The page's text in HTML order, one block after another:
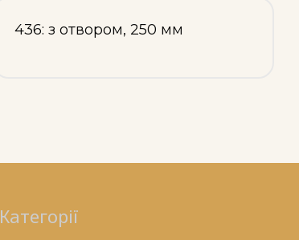
436: з отвором, 250 мм
Категорії